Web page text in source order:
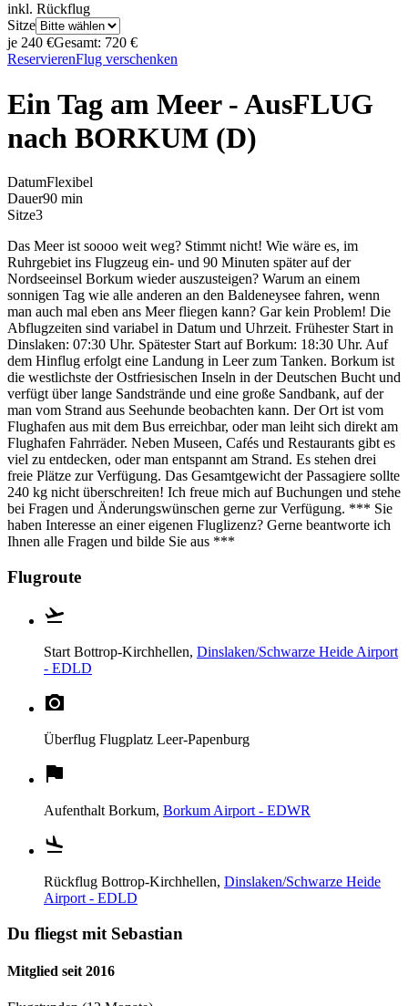
inkl. Rückflug
Sitze
je 240 €Gesamt: 720 €
ReservierenFlug verschenken
Ein Tag am Meer - AusFLUG
nach BORKUM (D)
DatumFlexibel
Dauer90 min
Sitze3
Das Meer ist soooo weit weg? Stimmt nicht! Wie wäre es, im
Ruhrgebiet ins Flugzeug ein- und 90 Minuten später auf der
Nordseeinsel Borkum wieder auszusteigen? Warum an einem
sonnigen Tag wie alle anderen an den Baldeneysee fahren, wenn
man auch mal eben ans Meer fliegen kann? Gar kein Problem! Die
Abflugzeiten sind variabel in Datum und Uhrzeit. Frühester Start in
Dinslaken: 07:30 Uhr. Spätester Start auf Borkum: 18:30 Uhr. Auf
dem Hinflug erfolgt eine Landung in Leer zum Tanken. Borkum ist
die westlichste der Ostfriesischen Inseln in der Deutschen Bucht und
verfügt über lange Sandstrände und eine große Sandbank, auf der
man vom Strand aus Seehunde beobachten kann. Der Ort ist vom
Flughafen aus mit dem Bus erreichbar, oder man leiht sich direkt am
Flughafen Fahrräder. Neben Museen, Cafés und Restaurants gibt es
viel zu entdecken, oder man entspannt am Strand. Es stehen drei
freie Plätze zur Verfügung. Das Gesamtgewicht der Passagiere sollte
240 kg nicht überschreiten! Ich freue mich auf Buchungen und stehe
bei Fragen und Änderungswünschen gerne zur Verfügung. *** Sie
haben Interesse an einer eigenen Fluglizenz? Gerne beantworte ich
Ihnen alle Fragen und bilde Sie aus ***
Flugroute
Start Bottrop-Kirchhellen, Dinslaken/Schwarze Heide Airport
- EDLD
Überflug Flugplatz Leer-Papenburg
Aufenthalt Borkum, Borkum Airport - EDWR
Rückflug Bottrop-Kirchhellen, Dinslaken/Schwarze Heide
Airport - EDLD
Du fliegst mit Sebastian
Mitglied seit 2016